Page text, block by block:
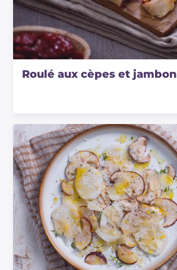
Roulé aux cèpes et jambon